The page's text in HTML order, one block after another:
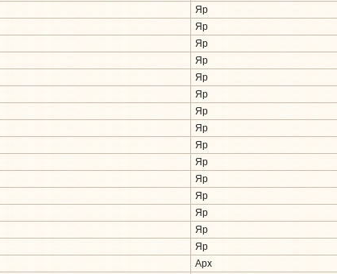
Яр
Яр
Яр
Яр
Яр
Яр
Яр
Яр
Яр
Яр
Яр
Яр
Яр
Яр
Яр
Арх